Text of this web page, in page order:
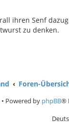
ihren Senf
zu denken.
Foren-
• Powered by phpBB®